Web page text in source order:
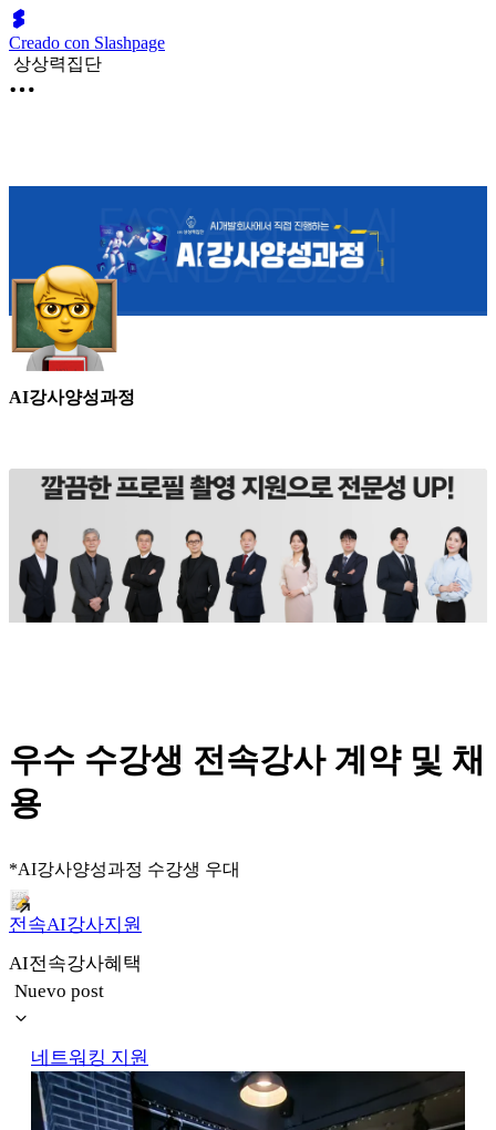
Creado con Slashpage
상상력집단
AI강사양성과정
우수 수강생 전속강사 계약 및 채
용
*AI강사양성과정 수강생 우대
전속AI강사지원
AI전속강사혜택
Nuevo post
네트워킹 지원